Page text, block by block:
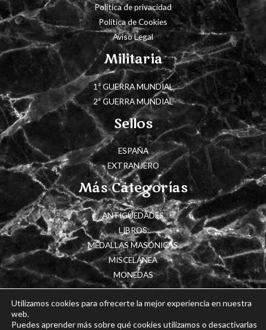
Política de privacidad
Política de Cookies
Aviso Legal
Militaria
1ª GUERRA MUNDIAL
2ª GUERRA MUNDIAL
Sellos
ESPAÑA
EXTRANJERO
Más Categorías
ANTIGÜEDADES
LIBROS
MEDALLAS MASÓNICAS
MISCELÁNEA
MONEDAS
Utilizamos cookies para ofrecerte la mejor experiencia en nuestra
web.
Puedes aprender más sobre qué cookies utilizamos o desactivarlas